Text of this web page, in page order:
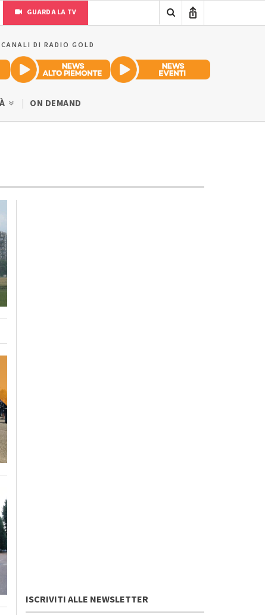
GUARDA LA TV
DI RADIO GOLD
ON DEMAND
ISCRIVITI ALLE NEWSLETTER